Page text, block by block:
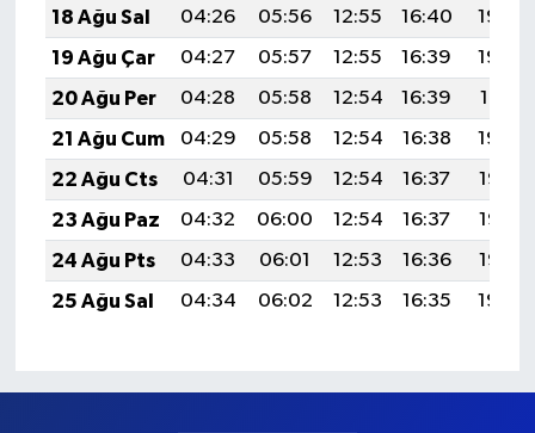
18 Ağu Sal
04:26 05:56 12:55 16:40
19:44
19 Ağu Çar
04:27 05:57 12:55 16:39
19:42
20 Ağu Per
04:28 05:58 12:54 16:39
19:41
21 Ağu Cum
04:29 05:58 12:54 16:38
19:40
22 Ağu Cts
04:31 05:59 12:54 16:37
19:38
23 Ağu Paz
04:32 06:00 12:54 16:37
19:37
24 Ağu Pts
04:33 06:01 12:53 16:36
19:35
25 Ağu Sal
04:34 06:02 12:53 16:35 19:34